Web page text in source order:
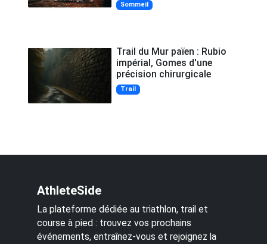
Sommeil
Trail du Mur païen : Rubio
impérial, Gomes d'une
précision chirurgicale
Trail
AthleteSide
La plateforme dédiée au triathlon, trail et
course à pied : trouvez vos prochains
événements, entraînez-vous et rejoignez la